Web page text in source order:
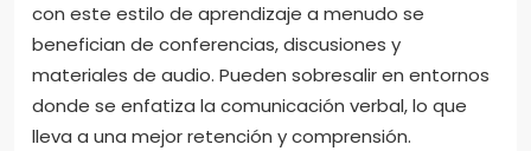
con este estilo de aprendizaje a menudo se
benefician de conferencias, discusiones y
materiales de audio. Pueden sobresalir en entornos
donde se enfatiza la comunicación verbal, lo que
lleva a una mejor retención y comprensión.